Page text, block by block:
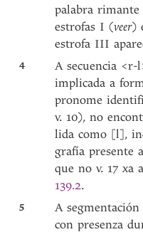
palabra rimante
estrofas I (veer)
estrofa III
4
A secuencia
implicada a
pronome
v. 10), no
lida como [l],
grafía presente
que no v. 17 xa
139.2.
5 A
con presenza